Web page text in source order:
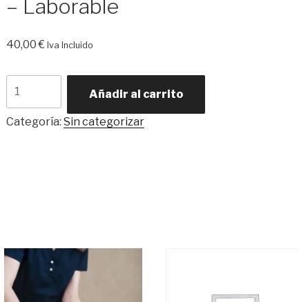
– Laborable
40,00€ Iva Incluido
DEPORTIVO
O
Laborable
cantidad
Añadir al carrito
Categoría:Sin categorizar